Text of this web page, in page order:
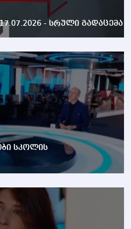
- სრული გადაცემა
სკოლის